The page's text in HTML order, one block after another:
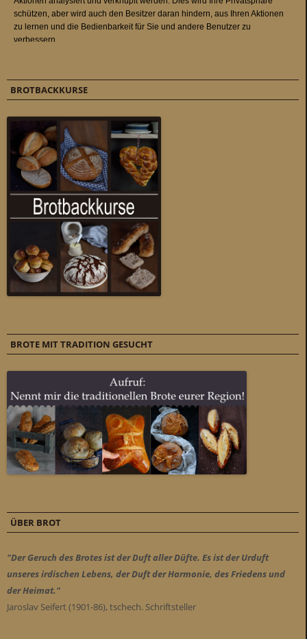
BROTBACKKURSE
BROTE MIT TRADITION GESUCHT
ÜBER BROT
"Der Geruch des Brotes ist der Duft aller Düfte. Es ist der Urduft
unseres irdischen Lebens, der Duft der Harmonie, des Friedens und
der Heimat."
Jaroslav Seifert (1901-86), tschech. Schriftsteller